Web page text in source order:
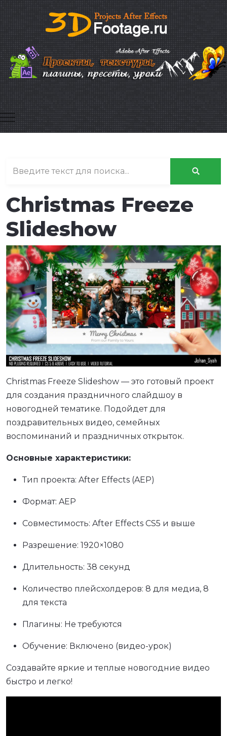
Mobile Menu Toggle
Christmas Freeze
Slideshow
Christmas Freeze Slideshow — это готовый проект
для создания праздничного слайдшоу в
новогодней тематике. Подойдет для
поздравительных видео, семейных
воспоминаний и праздничных открыток.
Основные характеристики:
Тип проекта: After Effects (AEP)
Формат: AEP
Совместимость: After Effects CS5 и выше
Разрешение: 1920×1080
Длительность: 38 секунд
Количество плейсхолдеров: 8 для медиа, 8
для текста
Плагины: Не требуются
Обучение: Включено (видео-урок)
Создавайте яркие и теплые новогодние видео
быстро и легко!